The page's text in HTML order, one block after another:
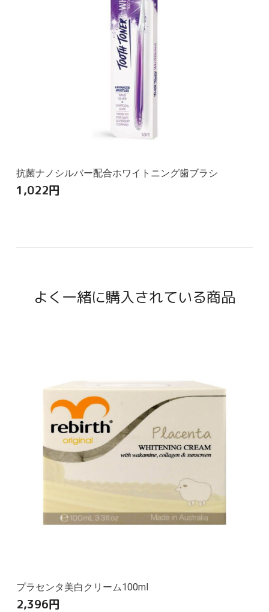
抗菌ナノシルバー配合ホワイトニング歯ブラシ
1,022円
よく一緒に購入されている商品
プラセンタ美白クリーム100ml
2,396円